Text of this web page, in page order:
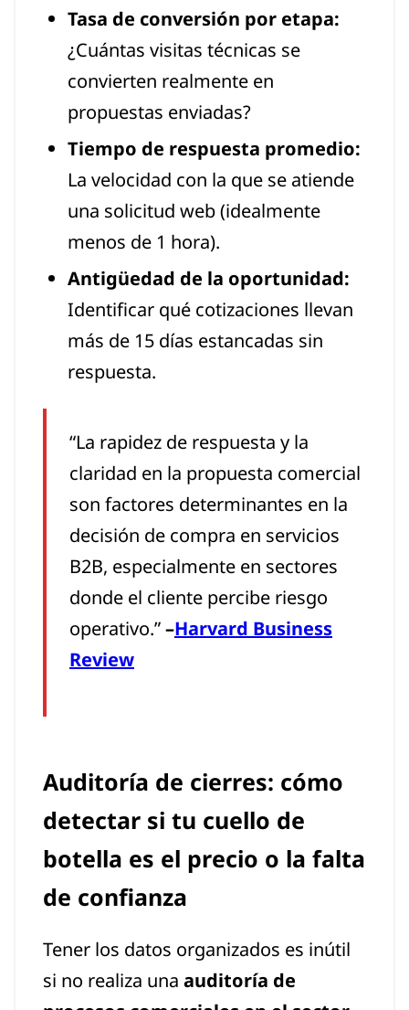
Tasa de conversión por etapa:
¿Cuántas visitas técnicas se
convierten realmente en
propuestas enviadas?
Tiempo de respuesta promedio:
La velocidad con la que se atiende
una solicitud web (idealmente
menos de 1 hora).
Antigüedad de la oportunidad:
Identificar qué cotizaciones llevan
más de 15 días estancadas sin
respuesta.
“La rapidez de respuesta y la
claridad en la propuesta comercial
son factores determinantes en la
decisión de compra en servicios
B2B, especialmente en sectores
donde el cliente percibe riesgo
operativo.”–Harvard Business
Review
Auditoría de cierres: cómo
detectar si tu cuello de
botella es el precio o la falta
de confianza
Tener los datos organizados es inútil
si no realiza una auditoría de